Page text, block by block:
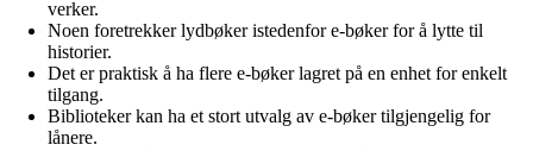
verker.
Noen foretrekker lydbøker istedenfor e-bøker for å lytte til
historier.
Det er praktisk å ha flere e-bøker lagret på en enhet for enkelt
tilgang.
Biblioteker kan ha et stort utvalg av e-bøker tilgjengelig for
lånere.